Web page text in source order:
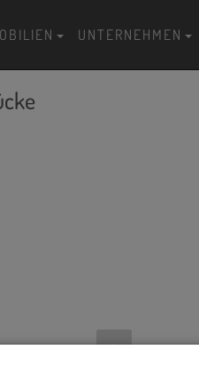
UNTERNEHMEN